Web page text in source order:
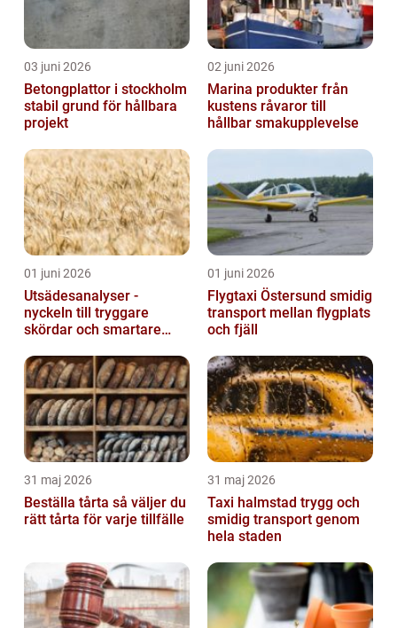
03 juni 2026
Betongplattor i stockholm
stabil grund för hållbara
projekt
02 juni 2026
Marina produkter från
kustens råvaror till
hållbar smakupplevelse
01 juni 2026
Utsädesanalyser -
nyckeln till tryggare
skördar och smartare
01 juni 2026
Flygtaxi Östersund smidig
transport mellan flygplats
och fjäll
31 maj 2026
Beställa tårta så väljer du
rätt tårta för varje tillfälle
31 maj 2026
Taxi halmstad trygg och
smidig transport genom
hela staden